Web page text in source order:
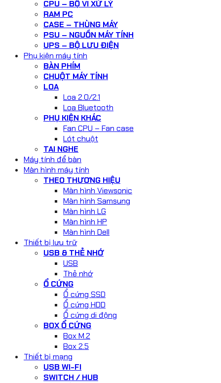
CPU – BỘ VI XỬ LÝ
RAM PC
CASE – THÙNG MÁY
PSU – NGUỒN MÁY TÍNH
UPS – BỘ LƯU ĐIỆN
Phụ kiện máy tính
BÀN PHÍM
CHUỘT MÁY TÍNH
LOA
Loa 2.0/2.1
Loa Bluetooth
PHỤ KIỆN KHÁC
Fan CPU – Fan case
Lót chuột
TAI NGHE
Máy tính để bàn
Màn hình máy tính
THEO THƯƠNG HIỆU
Màn hình Viewsonic
Màn hình Samsung
Màn hình LG
Màn hình HP
Màn hình Dell
Thiết bị lưu trữ
USB & THẺ NHỚ
USB
Thẻ nhớ
Ổ CỨNG
Ổ cứng SSD
Ổ cứng HDD
Ổ cứng di động
BOX Ổ CỨNG
Box M.2
Box 2.5
Thiết bị mạng
USB WI-FI
SWITCH / HUB